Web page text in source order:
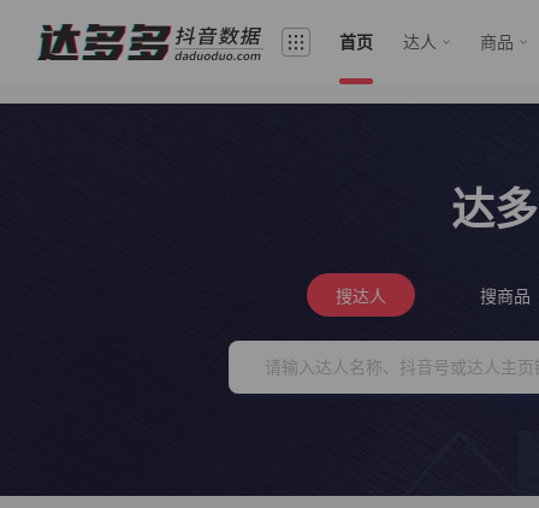
首页 达人 商品
达
搜达人 搜商品